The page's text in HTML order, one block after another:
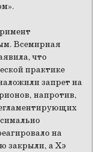
Всемирная
что
практике
запрет на
напротив,
на
закрыли, а Хэ